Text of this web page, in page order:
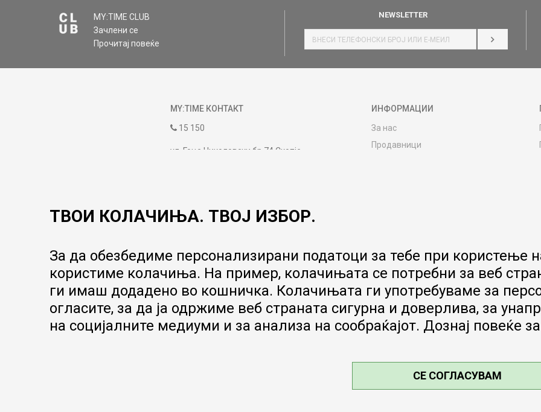
MY:TIME CLUB
Зачлени се
Прочитај повеќе
NEWSLETTER
НАЈАВИ СЕ
MY:TIME КОНТАКТ
15 150
ул. Гоце Николовски бр.74 Скопје
09:00 до 17:00
ИНФОРМАЦИИ
За нас
Продавници
Гаранција за производ
Ценовник
ТВОИ КОЛАЧИЊА. ТВОЈ ИЗБОР.
За да обезбедиме персонализирани податоци за тебе при користење
користиме колачиња. На пример, колачињата се потребни за веб
ги имаш додадено во кошничка. Колачињата ги употребуваме за
огласите, за да ја одржиме веб страната сигурна и доверлива, за
на социјалните медиуми и за анализа на сообраќајот. Дознај повеќе за
СЕ СОГЛАСУВАМ